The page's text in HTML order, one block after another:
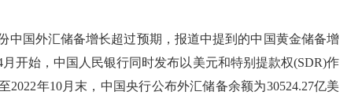
中国外汇储备增长超过预期，报道中提到的中国黄金储备增
开始，中国人民银行同时发布以美元和特别提款权(SDR)作
2022年10月末，中国央行公布外汇储备余额为30524.27亿美